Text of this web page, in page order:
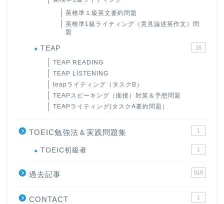
英検準１級英文要約問題
英検準1級ライティング（意見論述英作文）問
題
TEAP 16
TEAP READING
TEAP LISTENING
teapライティング（タスクB）
TEAPスピーキング（面接）対策＆予想問題
TEAPライティング(タスクA要約問題）
TOEIC勉強法＆実践問題集 1
TOEIC初級者 1
過去記事 519
CONTACT 1